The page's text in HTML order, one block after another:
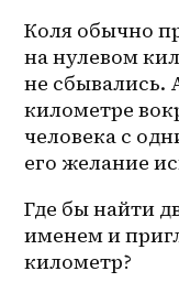
Коля обычно
на нулевом
не сбывались.
километре
человека с
его желание
Где бы найти
именем и
километр?